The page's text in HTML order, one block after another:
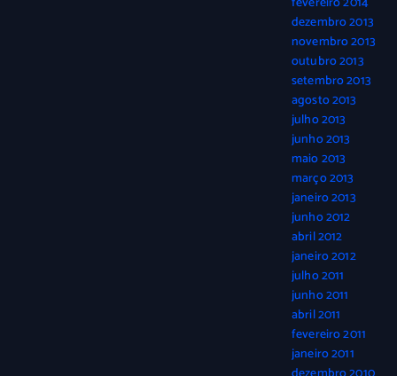
dezembro 2013
novembro 2013
outubro 2013
setembro 2013
agosto 2013
julho 2013
junho 2013
maio 2013
março 2013
janeiro 2013
junho 2012
abril 2012
janeiro 2012
julho 2011
junho 2011
abril 2011
fevereiro 2011
janeiro 2011